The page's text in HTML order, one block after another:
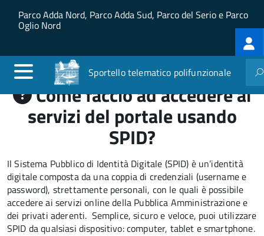
Salta al contenuto principale
Skip to site navigation
Parco Adda Nord, Parco Adda Sud, Parco del Serio e Parco
Oglio Nord
Sportello telematico polifunzionale
Come faccio ad accedere ai
servizi del portale usando
SPID?
Il Sistema Pubblico di Identità Digitale (SPID) è un’identità
digitale composta da una coppia di credenziali (username e
password), strettamente personali, con le quali è possibile
accedere ai servizi online della Pubblica Amministrazione e
dei privati aderenti. Semplice, sicuro e veloce, puoi utilizzare
SPID da qualsiasi dispositivo: computer, tablet e smartphone.